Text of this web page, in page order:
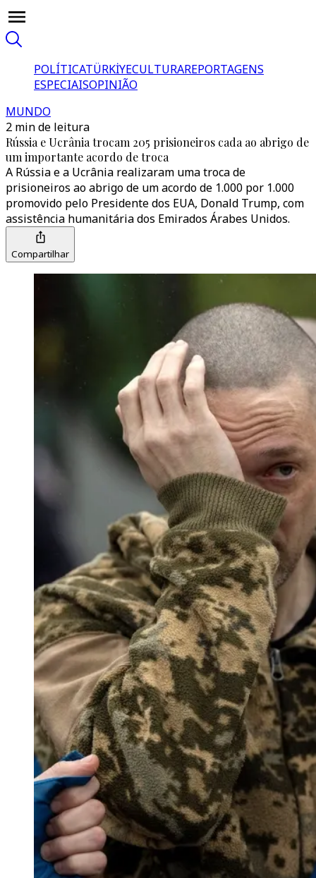
POLÍTICATÜRKİYECULTURAREPORTAGENS
ESPECIAISOPINIÃO
MUNDO
2 min de leitura
Rússia e Ucrânia trocam 205 prisioneiros cada ao abrigo de
um importante acordo de troca
A Rússia e a Ucrânia realizaram uma troca de
prisioneiros ao abrigo de um acordo de 1.000 por 1.000
promovido pelo Presidente dos EUA, Donald Trump, com
assistência humanitária dos Emirados Árabes Unidos.
Compartilhar